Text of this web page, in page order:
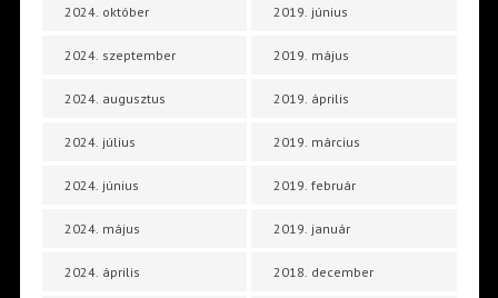
2024. október
2024. szeptember
2024. augusztus
2024. július
2024. június
2024. május
2024. április
2019. június
2019. május
2019. április
2019. március
2019. február
2019. január
2018. december